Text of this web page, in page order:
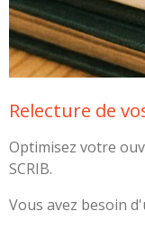
Relecture de
Optimisez votre
SCRIB.
Vous avez besoin